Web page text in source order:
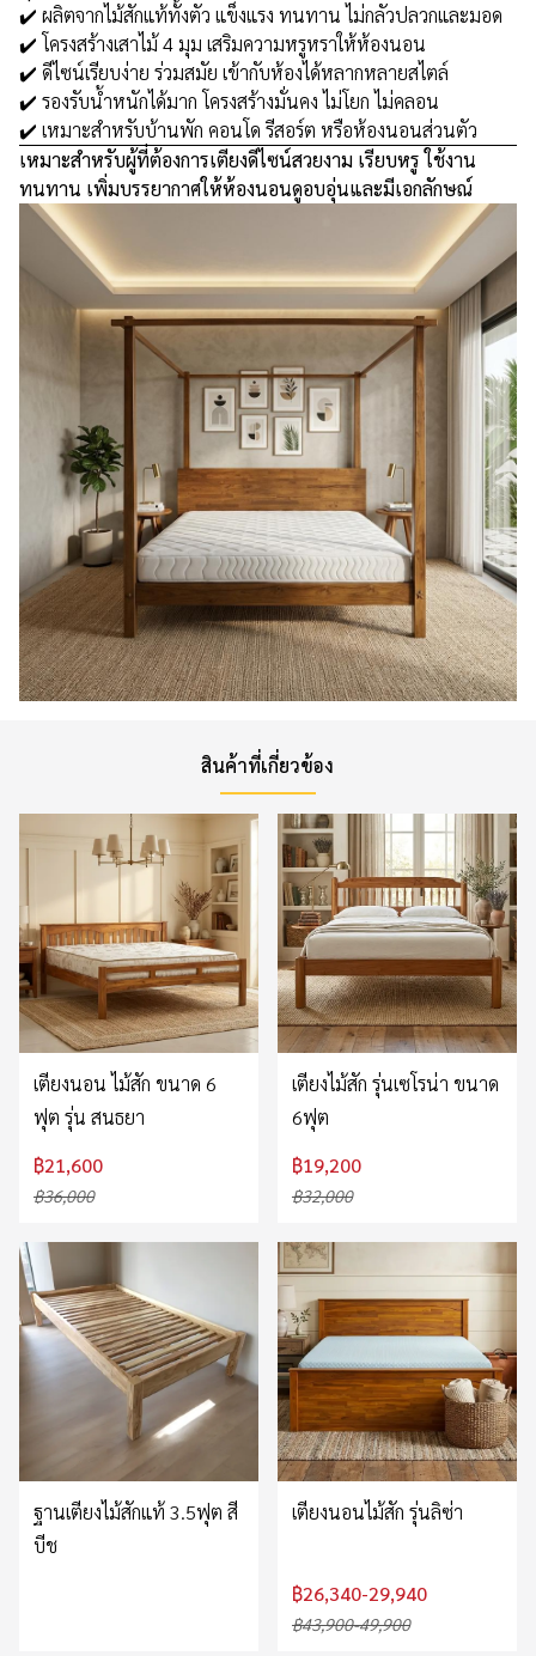
✔️ ผลิตจากไม้สักแท้ทั้งตัว แข็งแรง ทนทาน ไม่กลัวปลวกและมอด
✔️ โครงสร้างเสาไม้ 4 มุม เสริมความหรูหราให้ห้องนอน
✔️ ดีไซน์เรียบง่าย ร่วมสมัย เข้ากับห้องได้หลากหลายสไตล์
✔️ รองรับน้ำหนักได้มาก โครงสร้างมั่นคง ไม่โยก ไม่คลอน
✔️ เหมาะสำหรับบ้านพัก คอนโด รีสอร์ต หรือห้องนอนส่วนตัว
เหมาะสำหรับผู้ที่ต้องการเตียงดีไซน์สวยงาม เรียบหรู ใช้งาน
ทนทาน เพิ่มบรรยากาศให้ห้องนอนดูอบอุ่นและมีเอกลักษณ์
สินค้าที่เกี่ยวข้อง
เตียงนอน ไม้สัก ขนาด 6
ฟุต รุ่น สนธยา
฿21,600
฿36,000
เตียงไม้สัก รุ่นเซโรน่า ขนาด
6ฟุต
฿19,200
฿32,000
ฐานเตียงไม้สักแท้ 3.5ฟุต สี
บีช
เตียงนอนไม้สัก รุ่นลิซ่า
฿26,340-29,940
฿43,900-49,900